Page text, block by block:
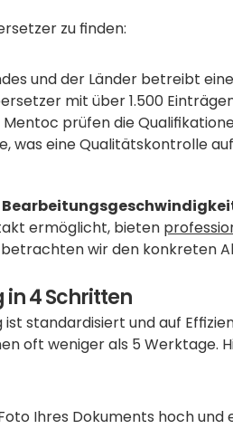
zu finden:
und der Länder betreibt
mit über 1.500
prüfen die
was eine Qualitätskontrolle
ermöglicht, bieten
wir den konkreten
4 Schritten
standardisiert und auf
oft weniger als 5 Werktage.
Ihres Dokuments hoch und